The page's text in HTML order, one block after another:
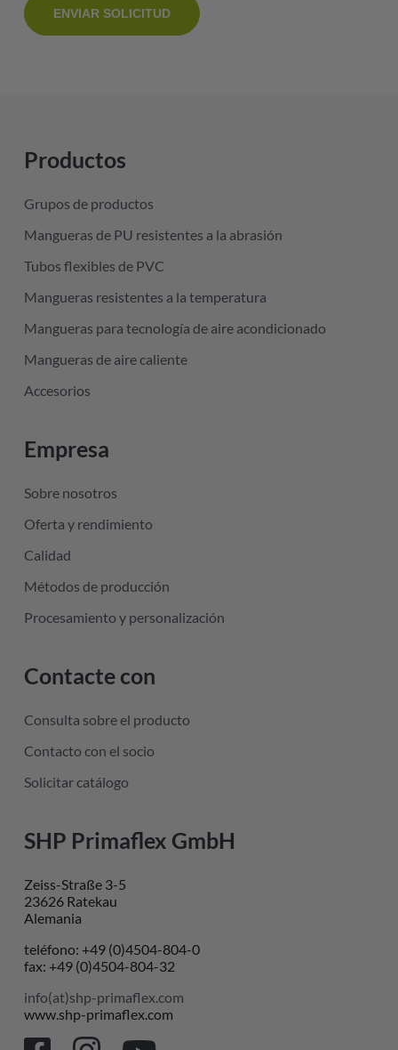
Productos
Grupos de productos
Mangueras de PU resistentes a la abrasión
Tubos flexibles de PVC
Mangueras resistentes a la temperatura
Mangueras para tecnología de aire acondicionado
Mangueras de aire caliente
Accesorios
Empresa
Sobre nosotros
Oferta y rendimiento
Calidad
Métodos de producción
Procesamiento y personalización
Contacte con
Consulta sobre el producto
Contacto con el socio
Solicitar catálogo
SHP Primaflex GmbH
Zeiss-Straße 3-5
23626 Ratekau
Alemania
teléfono: +49 (0)4504-804-0
fax: +49 (0)4504-804-32
info(at)shp-primaflex.com
www.shp-primaflex.com